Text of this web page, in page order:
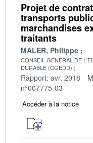
Projet de
transports
marchandises
traitants
MALER, Philippe
CONSEIL GENERAL DE
DURABLE (CGEDD)
Rapport: avr. 2018
n°007775-03
Accéder à la notice